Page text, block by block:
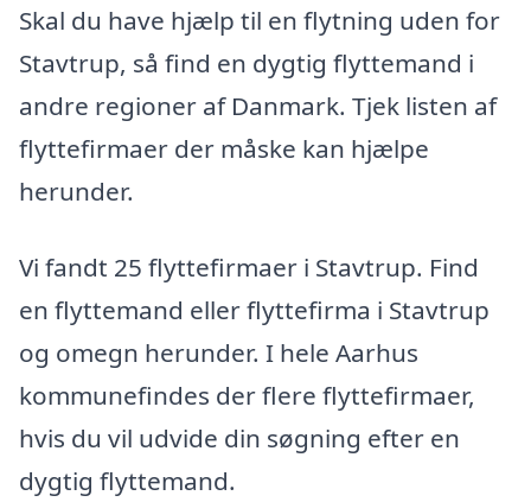
Skal du have hjælp til en flytning uden for
Stavtrup, så find en dygtig flyttemand i
andre regioner af Danmark. Tjek listen af
flyttefirmaer der måske kan hjælpe
herunder.
Vi fandt 25 flyttefirmaer i Stavtrup. Find
en flyttemand eller flyttefirma i Stavtrup
og omegn herunder. I hele Aarhus
kommunefindes der flere flyttefirmaer,
hvis du vil udvide din søgning efter en
dygtig flyttemand.